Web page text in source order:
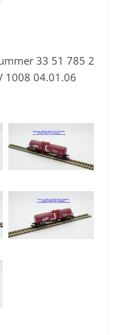
33 51 785 2
1008 04.01.06